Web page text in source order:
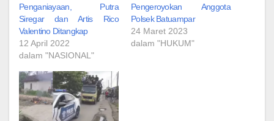
Penganiayaan, Putra
Siregar dan Artis Rico
Valentino Ditangkap
12 April 2022
dalam "NASIONAL"
Pengeroyokan Anggota
Polsek Batuampar
24 Maret 2023
dalam "HUKUM"